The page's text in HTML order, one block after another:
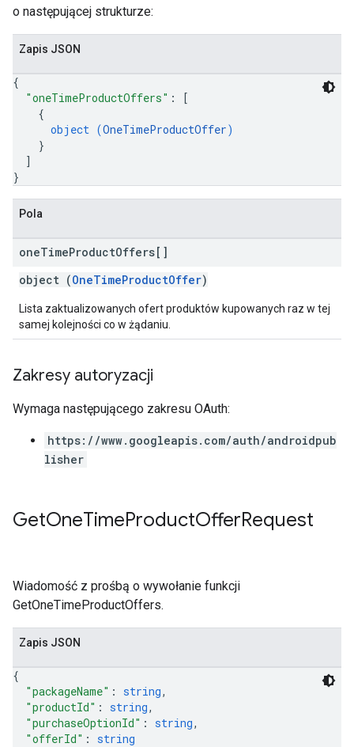
o następującej strukturze:
Zapis JSON
{
"oneTimeProductOffers" :
[
{
object (OneTimeProductOffer)
}
]
}
Pola
oneTimeProductOffers[]
object (OneTimeProductOffer)
Lista zaktualizowanych ofert produktów kupowanych raz w tej
samej kolejności co w żądaniu.
Zakresy autoryzacji
Wymaga następującego zakresu OAuth:
https://www.googleapis.com/auth/androidpub
lisher
GetOneTimeProductOfferRequest
Wiadomość z prośbą o wywołanie funkcji
GetOneTimeProductOffers.
Zapis JSON
{
"packageName" : string,
"productId" : string,
"purchaseOptionId" : string,
"offerId" : string